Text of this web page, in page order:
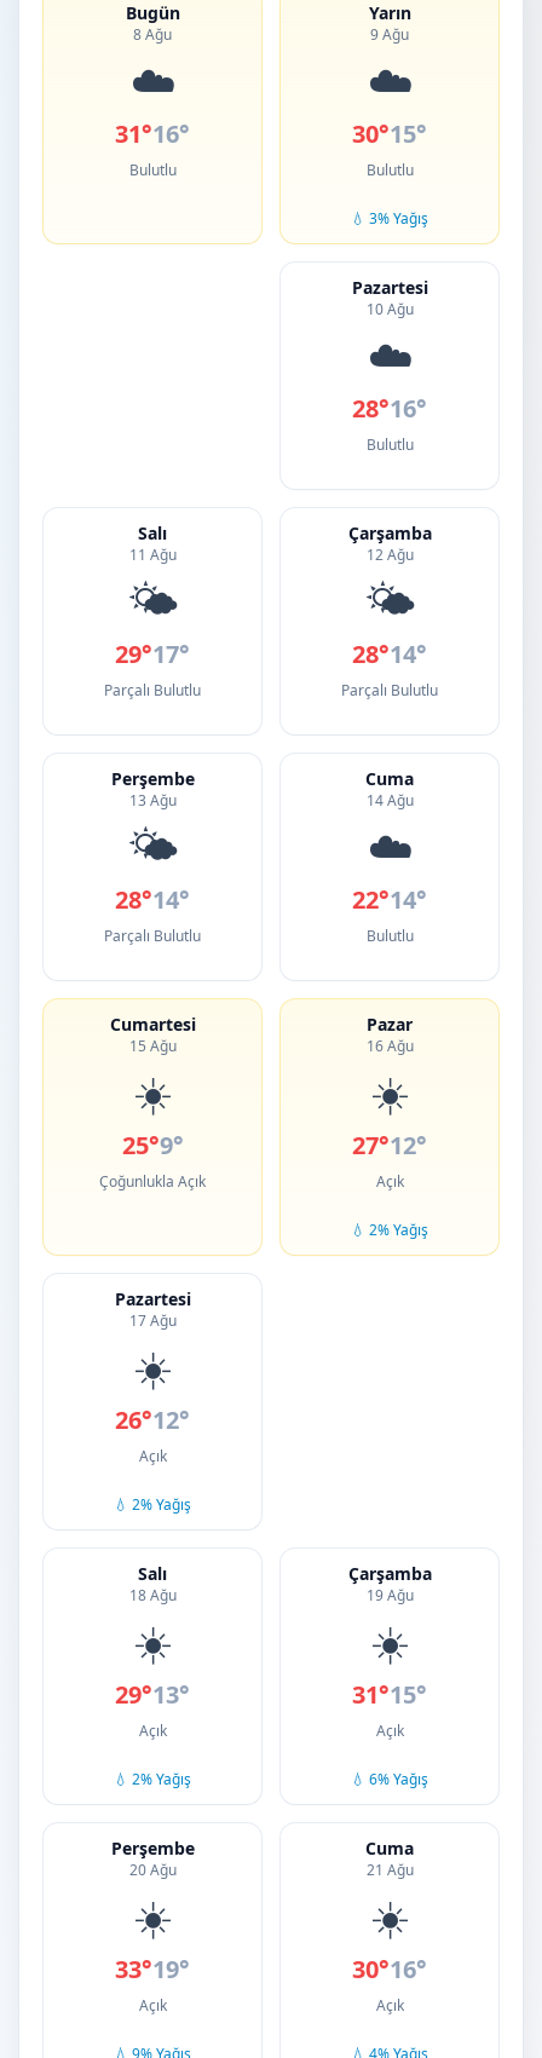
Bugün
8 Ağu
☁️
31°16°
Bulutlu
Yarın
9 Ağu
☁️
30°15°
Bulutlu
💧 3% Yağış
Pazartesi
10 Ağu
☁️
28°16°
Bulutlu
Salı
11 Ağu
🌤️
29°17°
Parçalı Bulutlu
Çarşamba
12 Ağu
🌤️
28°14°
Parçalı Bulutlu
Perşembe
13 Ağu
🌤️
28°14°
Parçalı Bulutlu
Cuma
14 Ağu
☁️
22°14°
Bulutlu
Cumartesi
15 Ağu
☀️
25°9°
Çoğunlukla Açık
Pazar
16 Ağu
☀️
27°12°
Açık
💧 2% Yağış
Pazartesi
17 Ağu
☀️
26°12°
Açık
💧 2% Yağış
Salı
18 Ağu
☀️
29°13°
Açık
💧 2% Yağış
Çarşamba
19 Ağu
☀️
31°15°
Açık
💧 6% Yağış
Perşembe
20 Ağu
☀️
33°19°
Açık
💧 9% Yağış
Cuma
21 Ağu
☀️
30°16°
Açık
💧 4% Yağış